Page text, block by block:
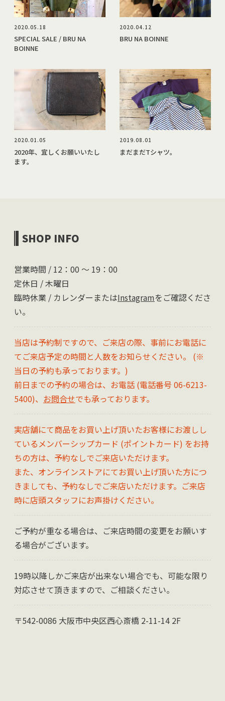
2020.05.18
SPECIAL SALE / BRU NA
BOINNE
2020.04.12
BRU NA BOINNE
2020.01.05
2020年、宜しくお願いいたし
ます。
2019.08.01
まだまだTシャツ。
SHOP INFO
営業時間 / 12：00 〜 19：00
定休日 / 木曜日
臨時休業 / カレンダーまたはInstagramをご確認くださ
い。
当店は予約制ですので、ご来店の際、事前にお電話に
てご来店予定の時間と人数をお知らせください。 (※
当日の予約も承っております。)
前日までの予約の場合は、お電話 (電話番号 06-6213-
5400)、 お問合せでも承っております。
実店舗にて商品をお買い上げ頂いたお客様にお渡しし
ているメンバーシップカード (ポイントカード) をお持
ちの方は、予約なしでご来店いただけます。
また、オンラインストアにてお買い上げ頂いた方につ
きましても、予約なしでご来店いただけます。ご来店
時に店頭スタッフにお声掛けください。
ご予約が重なる場合は、ご来店時間の変更をお願いす
る場合がございます。
19時以降しかご来店が出来ない場合でも、可能な限り
対応させて頂きますので、ご相談ください。
〒542-0086 大阪市中央区西心斎橋 2-11-14 2F